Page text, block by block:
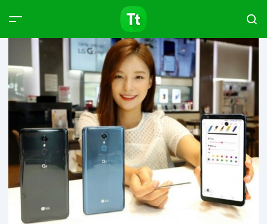
Products Articles
Type to start searching…